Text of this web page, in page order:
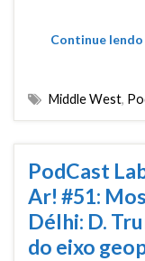
Continue lendo
Middle West,
PodCast
Ar! #51:
Délhi: D.
do eixo